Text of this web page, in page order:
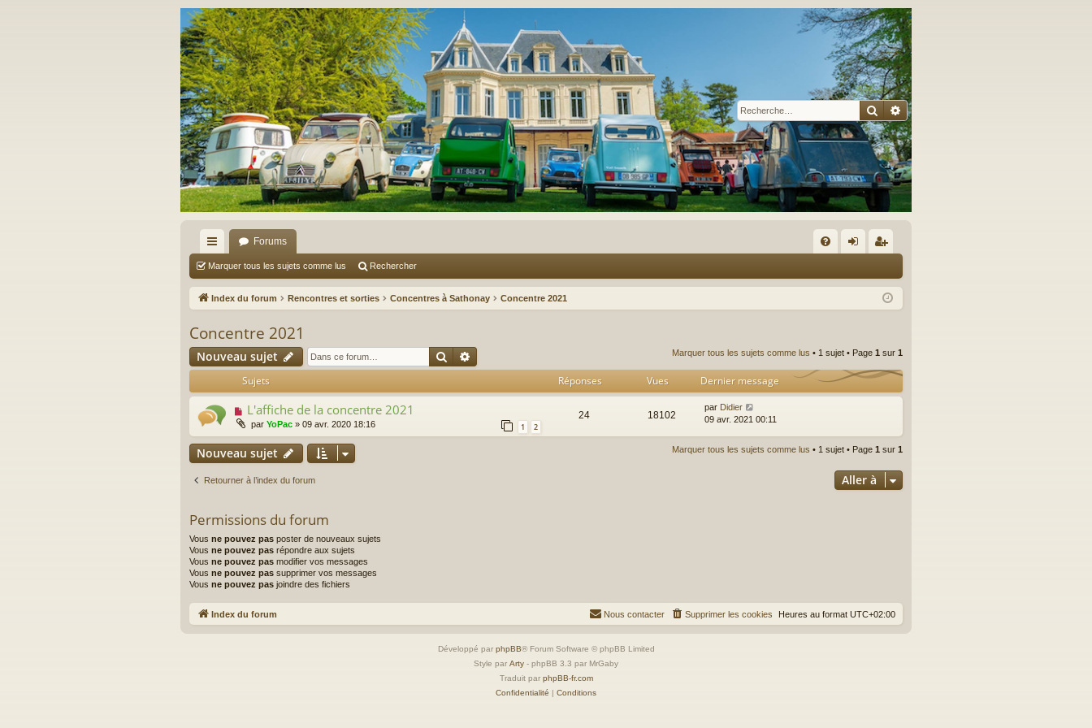
Rechercher
Recherche avancée
cc
ès
pi
de
Forums
Q ne nr
Marquer tous les sujets comme lus Rechercher
Index du forum Rencontres et sorties Concentres à Sathonay Concentre 2021
Concentre 2021
Nouveau sujet Rechercher Marquer tous les sujets comme lus • 1 sujet • Page 1 sur 1
Sujets Réponses Vues Dernier message
L'affiche de la concentre 2021
par YoPac » 09 avr. 2020 18:16 1 2
24 18102
par Didier
09 avr. 2021 00:11
Nouveau sujet Marquer tous les sujets comme lus • 1 sujet • Page 1 sur 1
Retourner à l’index du forum Aller à
Permissions du forum
Vous ne pouvez pas poster de nouveaux sujets
Vous ne pouvez pas répondre aux sujets
Vous ne pouvez pas modifier vos messages
Vous ne pouvez pas supprimer vos messages
Vous ne pouvez pas joindre des fichiers
Index du forum Heures au format UTC+02:00
Supprimer les cookies
Nous contacter
Développé par phpBB® Forum Software © phpBB Limited
Style par Arty - phpBB 3.3 par MrGaby
Traduit par phpBB-fr.com
Confidentialité
Conditions